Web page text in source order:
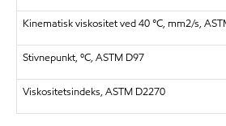
Kinematisk viskositet ved 40 °C, mm2/s,
Stivnepunkt, ºC, ASTM D97
Viskositetsindeks, ASTM D2270